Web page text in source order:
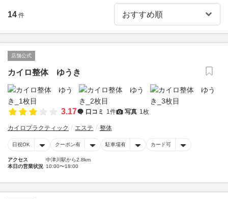
14 件
店舗公式
カイロ整体 ゆうき
3.17 口コミ 1件 写真 1枚
カイロプラクティック エステ 整体
日祝OK クーポン有 駐車場有 カード可
アクセス
中津川駅から2.8km
本日の営業状況 10:00〜18:00